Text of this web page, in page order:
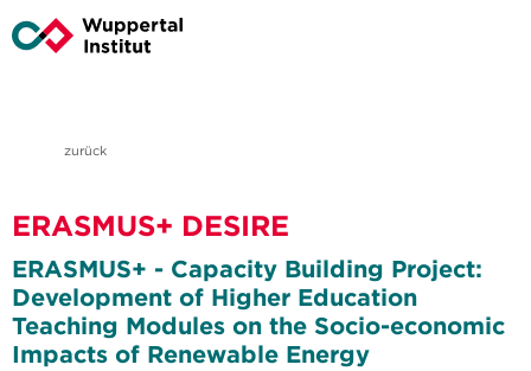
zurück
ERASMUS+ DESIRE
ERASMUS+ - Capacity Building Project:
Development of Higher Education
Teaching Modules on the Socio-economic
Impacts of Renewable Energy